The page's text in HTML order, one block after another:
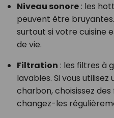
Niveau sonore: les
peuvent être
surtout si votre cuisine
de vie.
Filtration : les filtres à
lavables. Si vous
charbon, choisissez
changez-les